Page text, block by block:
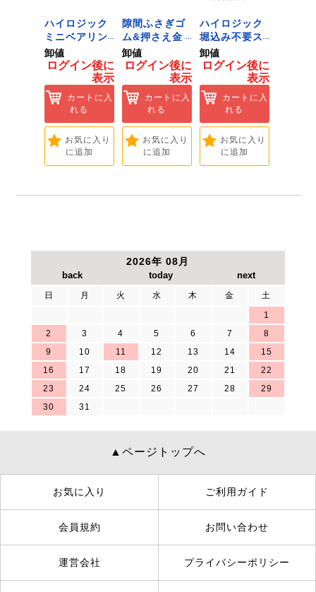
ハイロジック
ミニベアリン
グタイプ 310
ミリ 72958
Hardware]
卸値
ログイン後に
表示
カートに入
れる
お気に入り
に追加
隙間ふさぎゴ
ム&押さえ金
物 72909
卸値
ログイン後に
表示
カートに入
れる
お気に入り
に追加
ハイロジック
堀込み不要ス
ライド蝶番S
無兼用 P-726
Hardware]
卸値
ログイン後に
表示
カートに入
れる
お気に入り
に追加
2026年 08月
日 月 火 水 木 金
土
1
2
3 4 5 6 7
8
9
10 11 12 13 14
15
16
17 18 19 20 21
22
23
24 25 26 27 28
29
30
31
▲ページトップへ
お気に入り ご利用ガイド
会員規約 お問い合わせ
運営会社 プライバシーポリシー